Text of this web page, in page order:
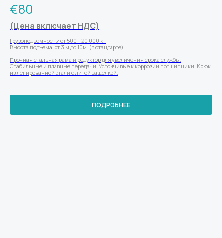
€80
(Цена включает НДС)
Грузоподъемность: от 500 - 20 000 кг
Высота подъема: от 3 м до 10м. (в стандарте)
Прочная стальная рама и редуктор для увеличения срока службы.
Стабильные и плавные передачи. Устойчивые к коррозии подшипники. Крюк
из легированной стали с литой защелкой.
ПОДРОБНЕЕ